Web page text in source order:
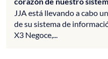
JJA está llevando a cabo
de su sistema de
X3 Negoce,...